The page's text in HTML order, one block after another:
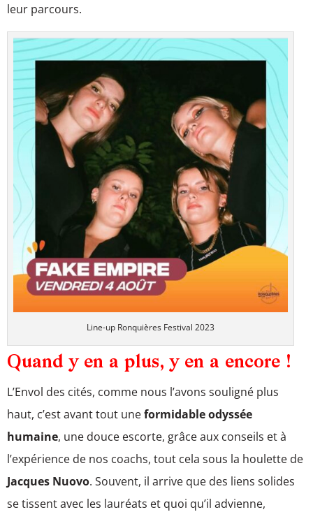
leur parcours.
Line-up Ronquières Festival 2023
Quand y en a plus, y en a encore !
L’Envol des cités, comme nous l’avons souligné plus
haut, c’est avant tout uneformidable odyssée
humaine, une douce escorte, grâce aux conseils et à
l’expérience de nos coachs, tout cela sous la houlette de
Jacques Nuovo. Souvent, il arrive que des liens solides
se tissent avec les lauréats et quoi qu’il advienne,